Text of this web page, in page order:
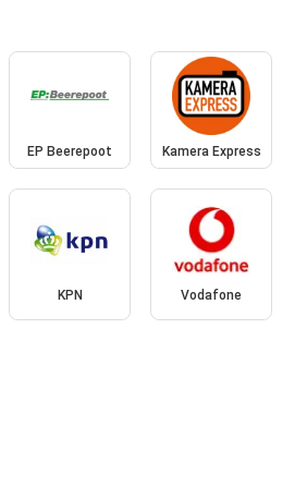
EP Beerepoot Kamera Express
KPN Vodafone